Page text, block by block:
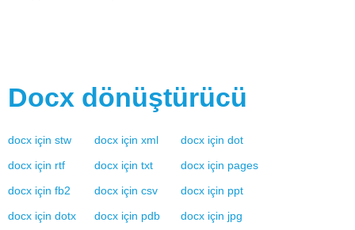
Docx dönüştürücü
docx için stw docx için xml docx için dot
docx için rtf docx için txt docx için pages
docx için fb2 docx için csv docx için ppt
docx için dotx docx için pdb docx için jpg